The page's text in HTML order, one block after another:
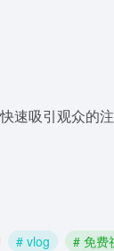
速吸引观众的注
# vlog # 免费